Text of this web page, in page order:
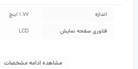
اندازه 1.77 اینچ
فناوری صفحه‌ نمایش LCD
مشاهده ادامه مشخصات